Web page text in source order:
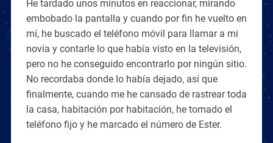
He tardado unos minutos en reaccionar, mirando
embobado la pantalla y cuando por fin he vuelto en
mí, he buscado el teléfono móvil para llamar a mi
novia y contarle lo que había visto en la televisión,
pero no he conseguido encontrarlo por ningún sitio.
No recordaba donde lo había dejado, así que
finalmente, cuando me he cansado de rastrear toda
la casa, habitación por habitación, he tomado el
teléfono fijo y he marcado el número de Ester.